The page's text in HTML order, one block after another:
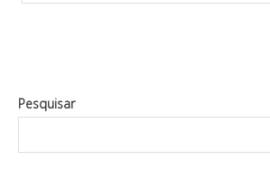
Pesquisar